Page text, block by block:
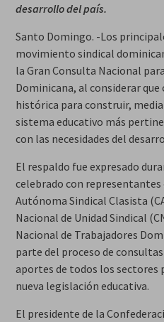
desarrollo del país.
Santo Domingo. -Los
movimiento sindical
la Gran Consulta Nacional
Dominicana, al considerar
histórica para construir,
sistema educativo más
con las necesidades del
El respaldo fue expresado
celebrado con representantes
Autónoma Sindical Clasista
Nacional de Unidad Sindical
Nacional de Trabajadores
parte del proceso de
aportes de todos los sectores
nueva legislación educativa.
El presidente de la